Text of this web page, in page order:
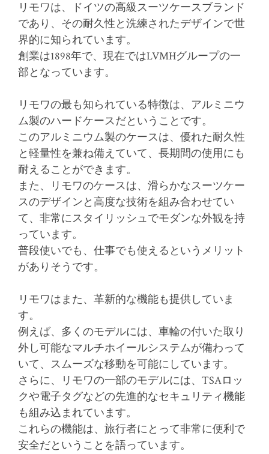
リモワは、ドイツの高級スーツケースブランド
であり、その耐久性と洗練されたデザインで世
界的に知られています。
創業は1898年で、現在ではLVMHグループの一
部となっています。
リモワの最も知られている特徴は、アルミニウ
ム製のハードケースだということです。
このアルミニウム製のケースは、優れた耐久性
と軽量性を兼ね備えていて、長期間の使用にも
耐えることができます。
また、リモワのケースは、滑らかなスーツケー
スのデザインと高度な技術を組み合わせてい
て、非常にスタイリッシュでモダンな外観を持
っています。
普段使いでも、仕事でも使えるというメリット
がありそうです。
リモワはまた、革新的な機能も提供していま
す。
例えば、多くのモデルには、車輪の付いた取り
外し可能なマルチホイールシステムが備わって
いて、スムーズな移動を可能にしています。
さらに、リモワの一部のモデルには、TSAロッ
クや電子タグなどの先進的なセキュリティ機能
も組み込まれています。
これらの機能は、旅行者にとって非常に便利で
安全だということを語っています。